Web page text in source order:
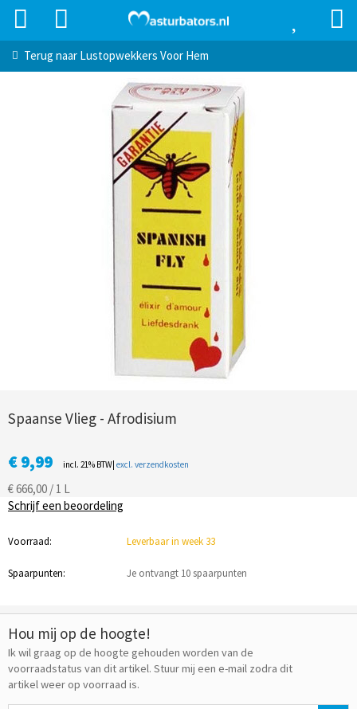
Terug naar Lustopwekkers Voor Hem
Spaanse Vlieg - Afrodisium
€ 9,99 incl. 21% BTW| excl. verzendkosten
€ 666,00 / 1 L
Schrijf een beoordeling
Voorraad: Leverbaar in week 33
Spaarpunten: Je ontvangt 10 spaarpunten
Hou mij op de hoogte!
Ik wil graag op de hoogte gehouden worden van de
voorraadstatus van dit artikel. Stuur mij een e-mail zodra dit
artikel weer op voorraad is.